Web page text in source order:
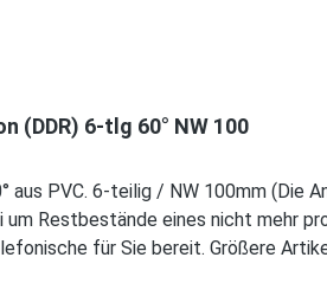
(DDR) 6-tlg 60° NW 100
aus PVC. 6-teilig / NW 100mm (Die
um Restbestände eines nicht mehr
für Sie bereit. Größere
Mail an verkauf@mehag-mhl.de.